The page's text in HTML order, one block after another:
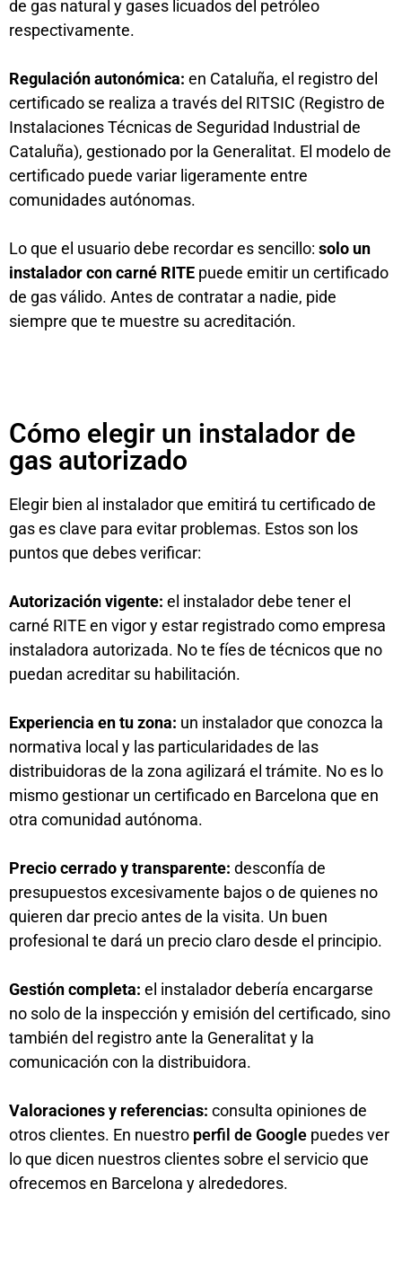
de gas natural y gases licuados del petróleo
respectivamente.
Regulación autonómica: en Cataluña, el registro del
certificado se realiza a través del RITSIC (Registro de
Instalaciones Técnicas de Seguridad Industrial de
Cataluña), gestionado por la Generalitat. El modelo de
certificado puede variar ligeramente entre
comunidades autónomas.
Lo que el usuario debe recordar es sencillo: solo un
instalador con carné RITE puede emitir un certificado
de gas válido. Antes de contratar a nadie, pide
siempre que te muestre su acreditación.
Cómo elegir un instalador de
gas autorizado
Elegir bien al instalador que emitirá tu certificado de
gas es clave para evitar problemas. Estos son los
puntos que debes verificar:
Autorización vigente: el instalador debe tener el
carné RITE en vigor y estar registrado como empresa
instaladora autorizada. No te fíes de técnicos que no
puedan acreditar su habilitación.
Experiencia en tu zona: un instalador que conozca la
normativa local y las particularidades de las
distribuidoras de la zona agilizará el trámite. No es lo
mismo gestionar un certificado en Barcelona que en
otra comunidad autónoma.
Precio cerrado y transparente: desconfía de
presupuestos excesivamente bajos o de quienes no
quieren dar precio antes de la visita. Un buen
profesional te dará un precio claro desde el principio.
Gestión completa: el instalador debería encargarse
no solo de la inspección y emisión del certificado, sino
también del registro ante la Generalitat y la
comunicación con la distribuidora.
Valoraciones y referencias: consulta opiniones de
otros clientes. En nuestro perfil de Google puedes ver
lo que dicen nuestros clientes sobre el servicio que
ofrecemos en Barcelona y alrededores.